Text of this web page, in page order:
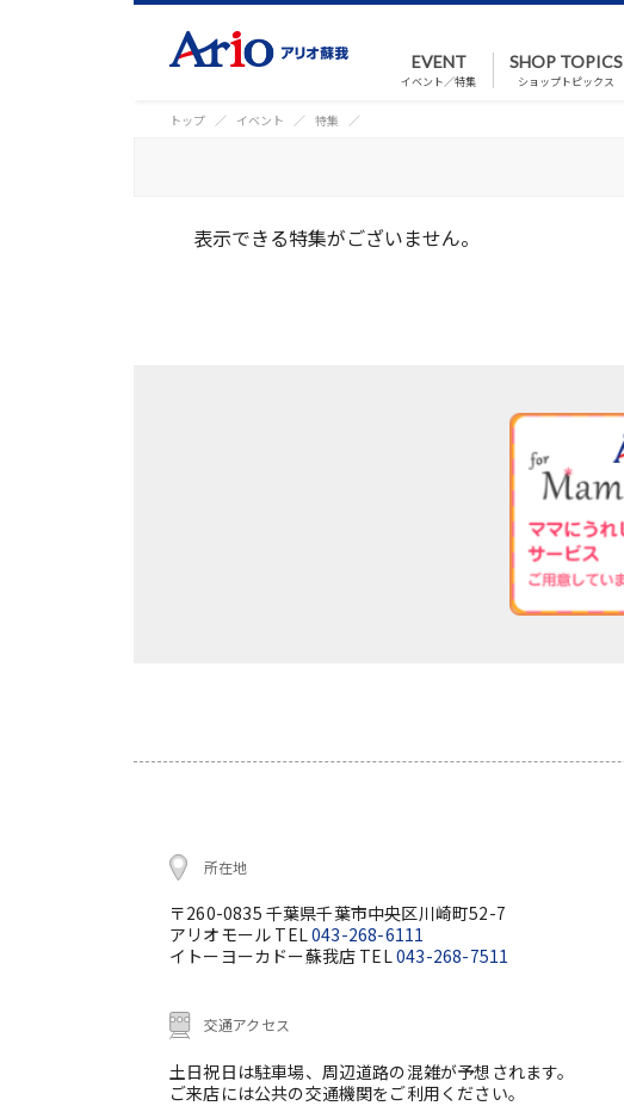
EVENT
イベント／特集
SHOP TOPICS
ショップトピックス
トップ イベント 特集
表示できる特集がございません。
所在地
〒260-0835 千葉県千葉市中央区川崎町52-7
アリオモール TEL043-268-6111
イトーヨーカドー蘇我店 TEL043-268-7511
交通アクセス
土日祝日は駐車場、周辺道路の混雑が予想されます。
ご来店には公共の交通機関をご利用ください。